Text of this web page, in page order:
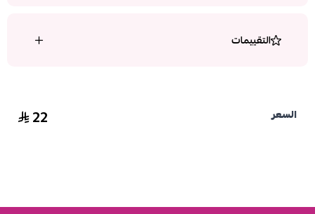
التقييمات
السعر 22